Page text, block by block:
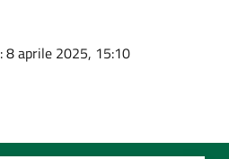
: 8 aprile 2025, 15:10